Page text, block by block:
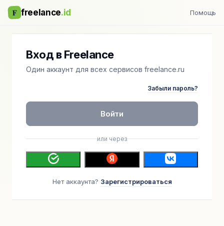
F freelance.id Помощь
Вход в Freelance
Один аккаунт для всех сервисов freelance.ru
Забыли пароль?
Войти
или через
Нет аккаунта? Зарегистрироваться